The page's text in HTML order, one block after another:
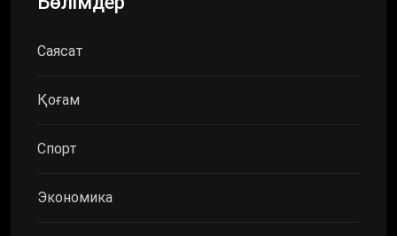
Саясат
Қоғам
Спорт
Экономика